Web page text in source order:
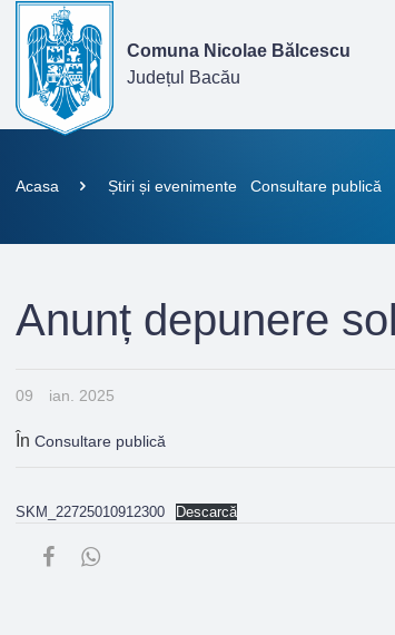
Comuna Nicolae Bălcescu
Județul Bacău
Acasa Știri și evenimente Consultare publică
Anunț depunere
09 ian. 2025
În Consultare publică
SKM_22725010912300 Descarcă